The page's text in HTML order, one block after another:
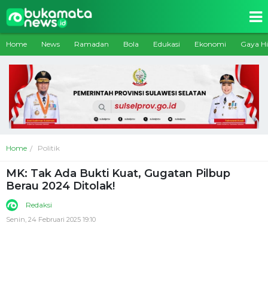
Home News Ramadan Bola Edukasi Ekonomi Gaya
Home Politik
MK: Tak Ada Bukti Kuat, Gugatan Pilbup
Berau 2024 Ditolak!
Redaksi
Senin, 24 Februari 2025 19:10